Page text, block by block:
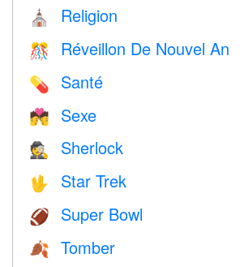
⛪️ Religion
🎊 Réveillon De Nouvel An
💊 Santé
💏 Sexe
🕵️ Sherlock
🖖 Star Trek
🏈 Super Bowl
🍂 Tomber